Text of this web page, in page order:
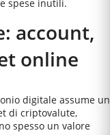
spese inutili.
account,
online
digitale assume un
di criptovalute,
spesso un valore